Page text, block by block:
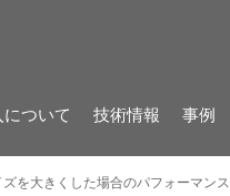
について 技術情報 事例
を大きくした場合のパフォーマンス